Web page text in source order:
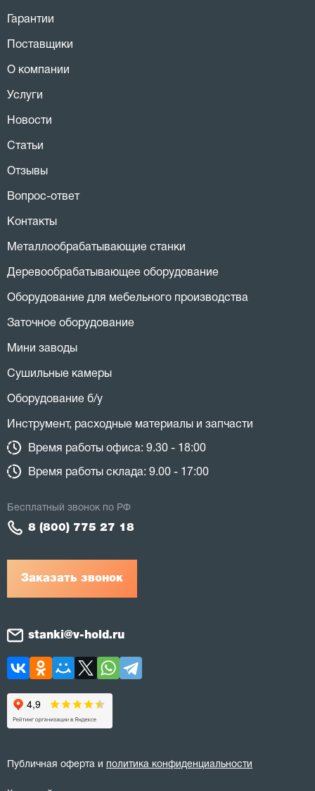
Гарантии
Поставщики
О компании
Услуги
Новости
Статьи
Отзывы
Вопрос-ответ
Контакты
Металлообрабатывающие станки
Деревообрабатывающее оборудование
Оборудование для мебельного производства
Заточное оборудование
Мини заводы
Сушильные камеры
Оборудование б/у
Инструмент, расходные материалы и запчасти
Время работы офиса: 9.30 - 18:00
Время работы склада: 9.00 - 17:00
Заказать звонок
Бесплатный звонок по РФ
8 (800) 775 27 18
stanki@v-hold.ru
Публичная оферта и политика конфиденциальности